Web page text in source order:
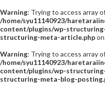
Warning: Trying to access array
/home/syu11140923/
content/plugins/wp-
structuring-meta-article.php
Warning: Trying to access array
/home/syu11140923/
content/plugins/wp-
structuring-meta-blog-